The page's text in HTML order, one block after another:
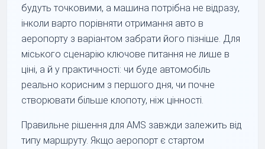
будуть точковими, а машина потрібна не відразу,
інколи варто порівняти отримання авто в
аеропорту з варіантом забрати його пізніше. Для
міського сценарію ключове питання не лише в
ціні, а й у практичності: чи буде автомобіль
реально корисним з першого дня, чи почне
створювати більше клопоту, ніж цінності.
Правильне рішення для AMS завжди залежить від
типу маршруту. Якщо аеропорт є стартом